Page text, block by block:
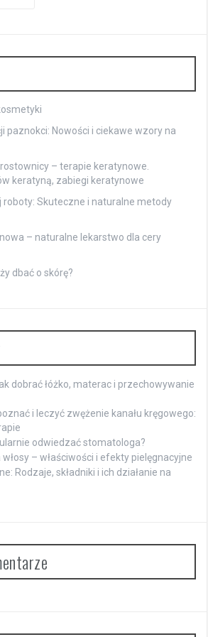
paznokci: Nowości i ciekawe wzory na
– terapie keratynowe.
keratyną, zabiegi keratynowe
roboty: Skuteczne i naturalne metody
– naturalne lekarstwo dla cery
dbać o skórę?
dobrać łóżko, materac i przechowywanie
i leczyć zwężenie kanału kręgowego:
odwiedzać stomatologa?
– właściwości i efekty pielęgnacyjne
Rodzaje, składniki i ich działanie na